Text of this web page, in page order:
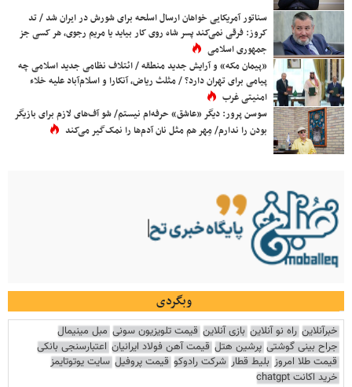
سناتور آمریکایی خواهان ارسال اسلحه برای شورش در ایران شد / تد
کروز: فرقی نمی‌کند پسر شاه روی کار بیاید یا مریم رجوی، هر کسی جز
جمهوری اسلامی
«پیمان مکه» و آرایش جدید منطقه / ائتلاف نظامی جدید اسلامی چه
پیامی برای تهران دارد؟ / مثلث ریاض، آنکارا و اسلام‌آباد علیه خلاء
امنیتی غرب
سوسن پرور: دیگر «عاشق» حرفه‌ام نیستم/ شو آف‌های لازم برای بازیگر
بودن را ندارم/ مِهر هم مثل نان آدم‌ها را نمک‌گیر می‌کند
وبگردی
خبرآنلاین راه نو آنلاین بازی آنلاین قیمت تلویزیون سونی مبل مینیمال
جراح بینی گوشتی پرشین هتل قیمت آهن فولاد ایرانیان اعتبارسنجی بانکی
قیمت طلا امروز بلیط قطار شرکت رادوکو قیمت پروفیل سایت یوتوتایمز
خرید اکانت chatgpt